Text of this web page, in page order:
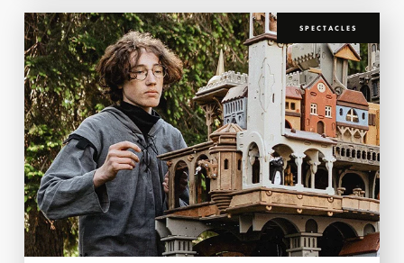
SPECTACLES